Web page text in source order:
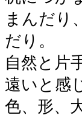
まんだり
だり。
自然と片
遠いと感
色、形、